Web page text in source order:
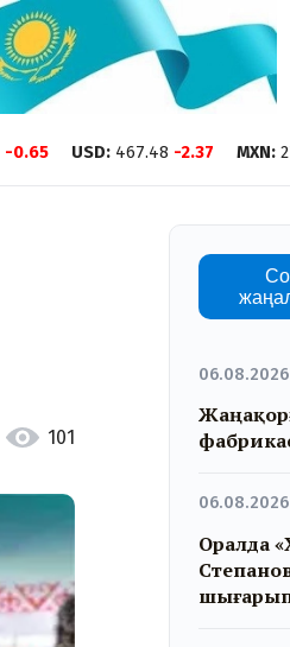
-0.65 USD: 467.48 -2.37 MXN:
101
Оралда